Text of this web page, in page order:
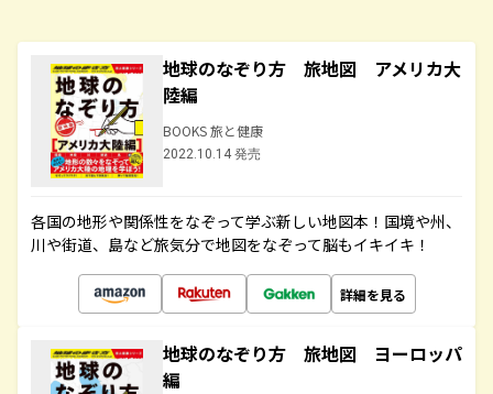
地球のなぞり方 旅地図 アメリカ大
陸編
BOOKS 旅と健康
2022.10.14 発売
各国の地形や関係性をなぞって学ぶ新しい地図本！国境や州、
川や街道、島など旅気分で地図をなぞって脳もイキイキ！
詳細を見る
地球のなぞり方 旅地図 ヨーロッパ
編